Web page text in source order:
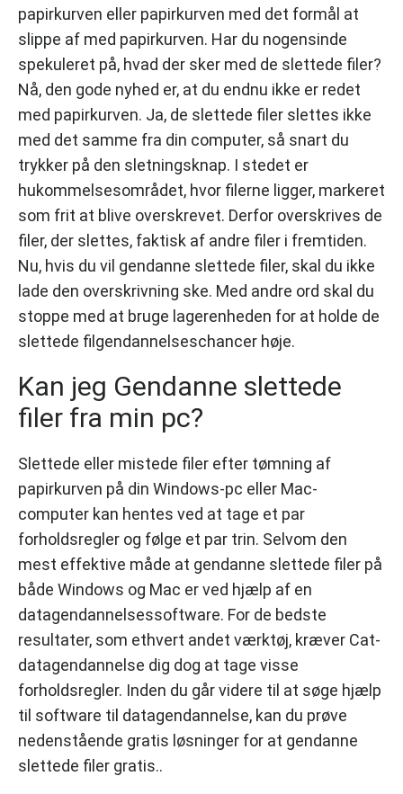
papirkurven eller papirkurven med det formål at
slippe af med papirkurven. Har du nogensinde
spekuleret på, hvad der sker med de slettede filer?
Nå, den gode nyhed er, at du endnu ikke er redet
med papirkurven. Ja, de slettede filer slettes ikke
med det samme fra din computer, så snart du
trykker på den sletningsknap. I stedet er
hukommelsesområdet, hvor filerne ligger, markeret
som frit at blive overskrevet. Derfor overskrives de
filer, der slettes, faktisk af andre filer i fremtiden.
Nu, hvis du vil gendanne slettede filer, skal du ikke
lade den overskrivning ske. Med andre ord skal du
stoppe med at bruge lagerenheden for at holde de
slettede filgendannelseschancer høje.
Kan jeg Gendanne slettede
filer fra min pc?
Slettede eller mistede filer efter tømning af
papirkurven på din Windows-pc eller Mac-
computer kan hentes ved at tage et par
forholdsregler og følge et par trin. Selvom den
mest effektive måde at gendanne slettede filer på
både Windows og Mac er ved hjælp af en
datagendannelsessoftware. For de bedste
resultater, som ethvert andet værktøj, kræver Cat-
datagendannelse dig dog at tage visse
forholdsregler. Inden du går videre til at søge hjælp
til software til datagendannelse, kan du prøve
nedenstående gratis løsninger for at gendanne
slettede filer gratis..